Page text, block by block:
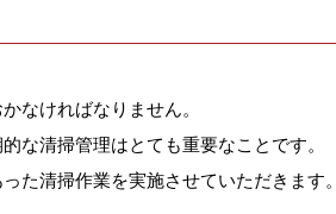
なければなりません。
な清掃管理はとても重要なことです。
た清掃作業を実施させていただきます。